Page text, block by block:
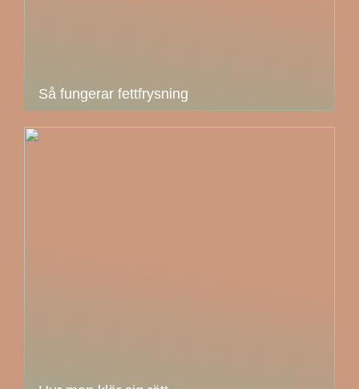
Så fungerar fettfrysning